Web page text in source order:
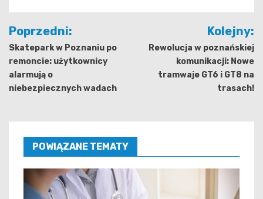
Nawigacja
wpisu
Poprzedni:
Skatepark w Poznaniu po
remoncie: użytkownicy
alarmują o
niebezpiecznych wadach
Kolejny:
Rewolucja w poznańskiej
komunikacji: Nowe
tramwaje GT6 i GT8 na
trasach!
POWIĄZANE TEMATY